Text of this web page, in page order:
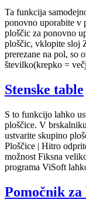
Ta funkcija
ponovno uporabite v
ploščic za ponovno
ploščic, vklopite sloj
prerezane na pol, so
številko(krepko =
Stenske table
S to funkcijo lahko
ploščice. V
ustvarite skupino
Ploščice | Hitro
možnost Fiksna
programa ViSoft
Pomočnik za